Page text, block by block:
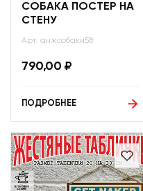
СОБАКА ПОСТЕР НА
СТЕНУ
Арт: анжсобаки58
790,00 ₽
ПОДРОБНЕЕ